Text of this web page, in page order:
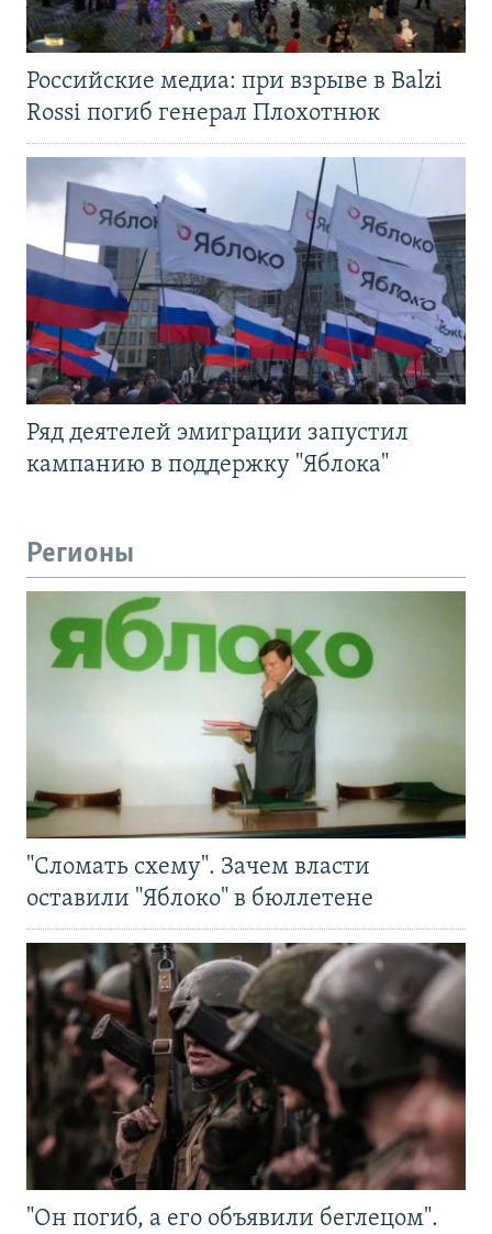
Российские медиа: при взрыве в Balzi
Rossi погиб генерал Плохотнюк
Ряд деятелей эмиграции запустил
кампанию в поддержку "Яблока"
Регионы
"Сломать схему". Зачем власти
оставили "Яблоко" в бюллетене
"Он погиб, а его объявили беглецом".